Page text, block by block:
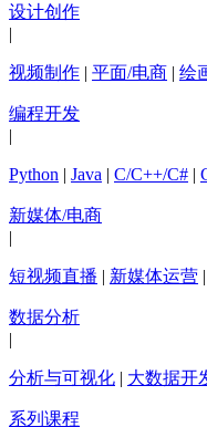
设计创作
|
视频制作 | 平面/电商 | 绘
编程开发
|
Python | Java | C/C++/C# |
新媒体/电商
|
短视频直播 | 新媒体运营 |
数据分析
|
分析与可视化 | 大数据开
系列课程